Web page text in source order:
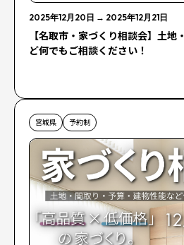
2025年12月20日 → 2025年12月21日
【名取市・家づくり相談会】土
ど何でもご相談ください！
宮城県 予約制